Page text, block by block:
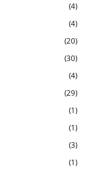
4
4
20
30
4
29
1
1
3
1